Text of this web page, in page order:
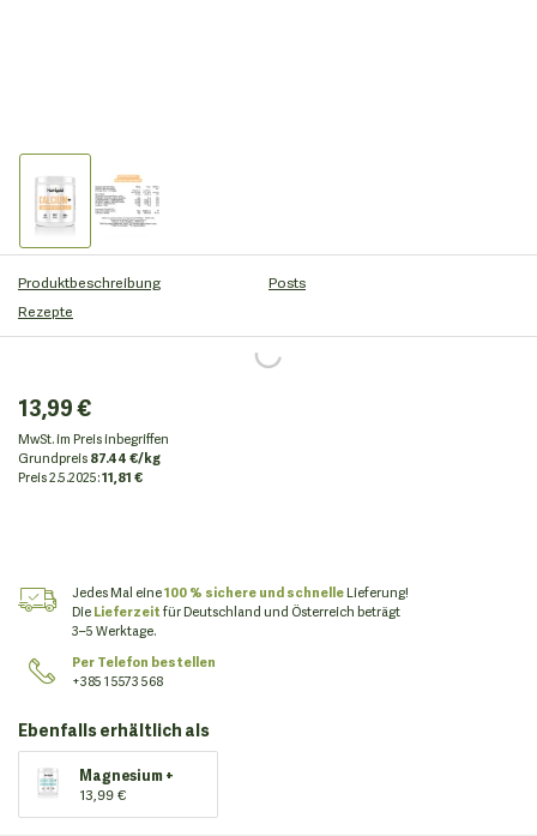
Produktbeschreibung
Posts
Rezepte
13,99 €
MwSt. im Preis inbegriffen
Grundpreis87.44 €/kg
Preis2.5.2025:11,81 €
Jedes Mal eine100 % sichere und schnelleLieferung!
DieLieferzeitfür Deutschland und Österreich beträgt
3–5 Werktage.
Per Telefon bestellen
+385 1 5573 568
Ebenfalls erhältlich als
Magnesium +
13,99 €